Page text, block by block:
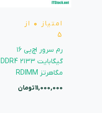
امتیاز 0 از
5
رم سرور اچ‌پی ۱۶
گیگابایت DDR4 ۲۱۳۳
مگاهرتز RDIMM
11,000,000تومان